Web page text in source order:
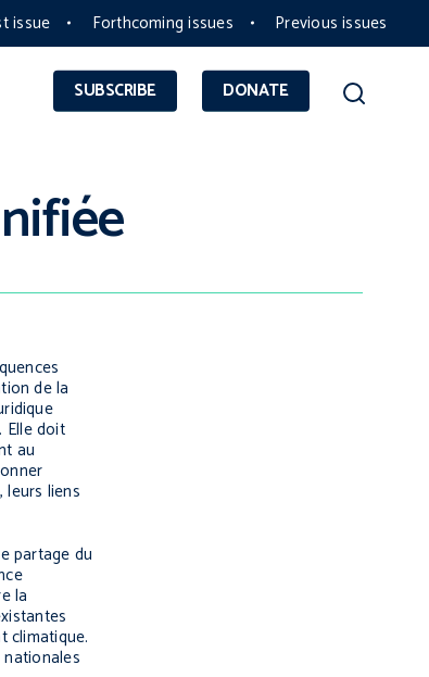
issue Forthcoming issues Previous issues
SUBSCRIBE DONATE
de la
Elle doit
au
liens
partage du
la
climatique.